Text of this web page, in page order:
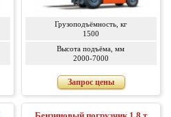
Грузоподъёмность, кг
1500
Высота подъёма, мм
2000-7000
Запрос цены